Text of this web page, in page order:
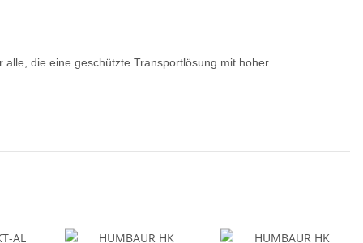
die eine geschützte Transportlösung mit hoher